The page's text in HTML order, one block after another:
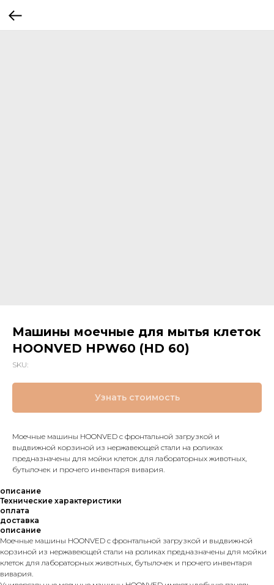
Машины моечные для мытья клеток
HOONVED HPW60 (HD 60)
SKU:
Узнать стоимость
Моечные машины HOONVED с фронтальной загрузкой и
выдвижной корзиной из нержавеющей стали на роликах
предназначены для мойки клеток для лабораторных животных,
бутылочек и прочего инвентаря вивария.
описание
Технические характеристики
оплата
доставка
описание
Моечные машины HOONVED с фронтальной загрузкой и выдвижной
корзиной из нержавеющей стали на роликах предназначены для мойки
клеток для лабораторных животных, бутылочек и прочего инвентаря
вивария.